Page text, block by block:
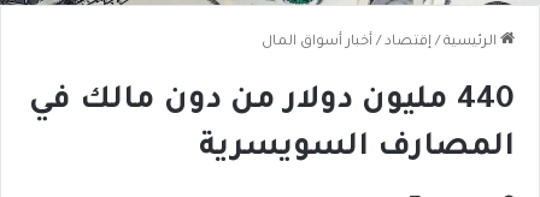
الرئيسية / إقتصاد / أخبار أسواق المال
440 مليون دولار من دون مالك في
المصارف السويسرية